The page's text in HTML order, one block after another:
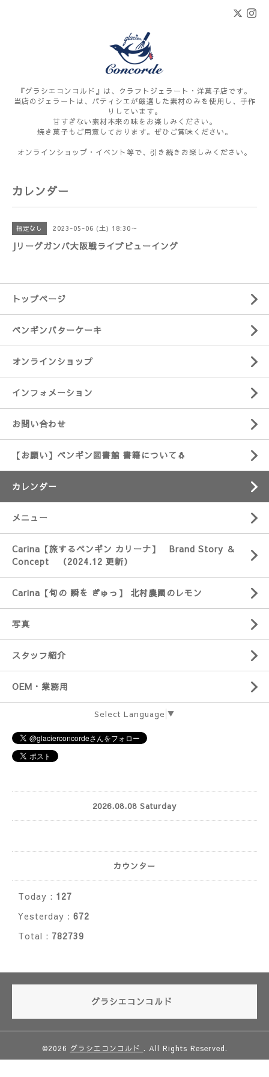
『グラシエコンコルド』は、クラフトジェラート・洋菓子店です。
当店のジェラートは、パティシエが厳選した素材のみを使用し、手作
りしています。
甘すぎない素材本来の味をお楽しみください。
焼き菓子もご用意しております。ぜひご賞味ください。
オンラインショップ・イベント等で、引き続きお楽しみください。
カレンダー
指定なし 2023-05-06 (土) 18:30～
Jリーグガンバ大阪戦ライブビューイング
トップページ
ペンギンバターケーキ
オンラインショップ
インフォメーション
お問い合わせ
【お願い】ペンギン図書館 書籍について🐧
カレンダー
メニュー
Carina【旅するペンギン カリーナ】 Brand Story ＆
Concept （2024.12 更新）
Carina【旬の 瞬を ぎゅっ】 北村農園のレモン
写真
スタッフ紹介
OEM・業務用
Select Language ▼
2026.08.08 Saturday
カウンター
Today : 127
Yesterday : 672
Total : 782739
グラシエコンコルド
©2026 グラシエコンコルド . All Rights Reserved.